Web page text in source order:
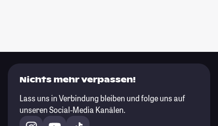
Nichts mehr verpassen!
Lass uns in Verbindung bleiben und folge uns auf
unseren Social-Media Kanälen.